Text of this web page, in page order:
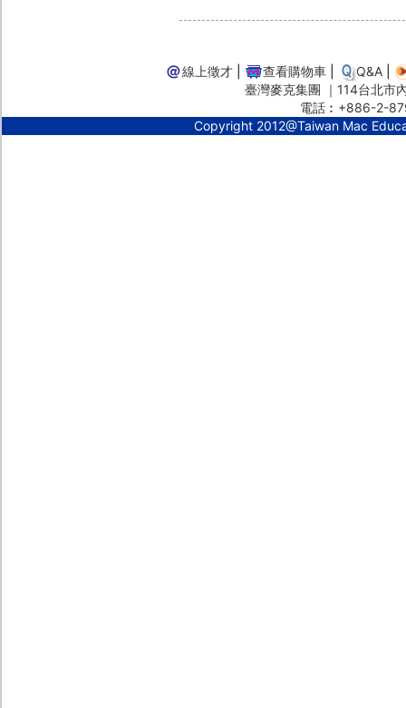
線上徵才 查看購物車 Q&A
臺灣麥克集團 ｜114台北
電話︰+886-2-
Copyright 2012@Taiwan Mac